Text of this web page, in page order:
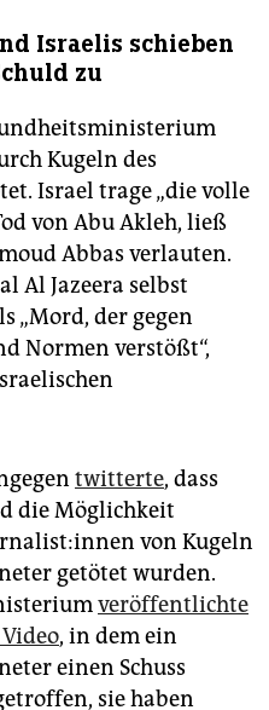
Israelis schieben
zu
Kugeln des
Israel trage „die volle
von Abu Akleh, ließ
Abbas verlauten.
Al Jazeera selbst
„Mord, der gegen
Normen verstößt“,
twitterte, dass
die Möglichkeit
von Kugeln
getötet wurden.
veröffentlichte
, in dem ein
einen Schuss
sie haben